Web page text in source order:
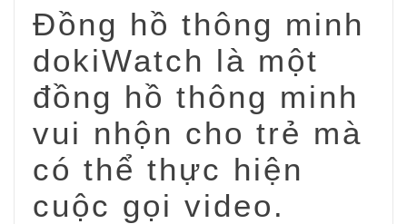
Đồng hồ thông minh
dokiWatch là một
đồng hồ thông minh
vui nhộn cho trẻ mà
có thể thực hiện
cuộc gọi video.